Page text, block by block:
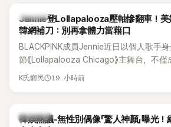
K-POP
Jennie登Lollapalooza壓軸慘翻車！美
韓網補刀：別再拿體力當藉口
BLACKPINK成員Jennie近日以個人歌手
節《Lollapalooza Chicago》主舞台，不僅
節Headliner（壓軸主秀）的K-POP女
形容整場演出「就像一場豪華KTV」。
K氏鄉民 19 小時前
熱議討論
韓娛熱議-無性別偶像「驚人神顏」曝光